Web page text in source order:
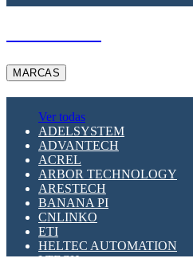
MARCAS
Ver todas
ADELSYSTEM
ADVANTECH
ACREL
ARBOR TECHNOLOGY
ARESTECH
BANANA PI
CNLINKO
ETI
HELTEC AUTOMATION
LTECH